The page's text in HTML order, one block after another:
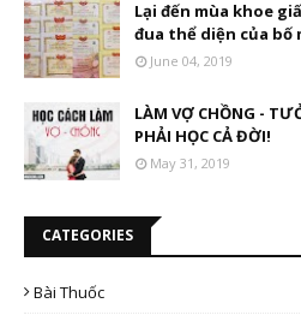
Lại đến mùa khoe
đua thể diện của bố
June 04, 2019
LÀM VỢ CHỒNG -
PHẢI HỌC CẢ ĐỜI!
May 31, 2019
CATEGORIES
Bài Thuốc